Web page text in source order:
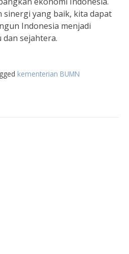
sinergi yang baik, kita dapat
Indonesia menjadi
sejahtera.
kementerian BUMN